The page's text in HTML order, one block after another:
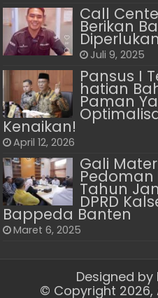
Call
Berikan
Juli 9, 2025
Pansus I
hatian
Paman
Kenaikan!
April 12, 2026
Gali
Tahun
DPRD
Bappeda Banten
Maret 6, 2025
Designed by
© Copyright 2026,